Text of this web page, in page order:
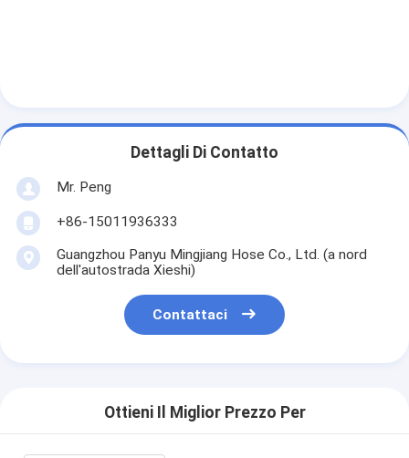
Dettagli Di Contatto
Mr. Peng
+86-15011936333
Guangzhou Panyu Mingjiang Hose Co., Ltd. (a nord
dell'autostrada Xieshi)
Contattaci
Ottieni Il Miglior Prezzo Per